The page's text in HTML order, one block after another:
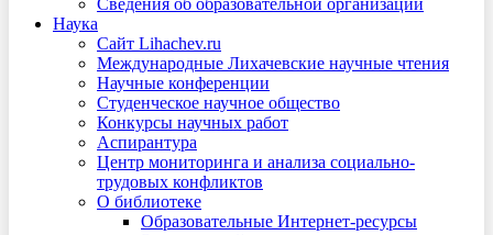
Сведения об образовательной организации
Наука
Сайт Lihachev.ru
Международные Лихачевские научные чтения
Научные конференции
Студенческое научное общество
Конкурсы научных работ
Аспирантура
Центр мониторинга и анализа социально-
трудовых конфликтов
О библиотеке
Образовательные Интернет-ресурсы